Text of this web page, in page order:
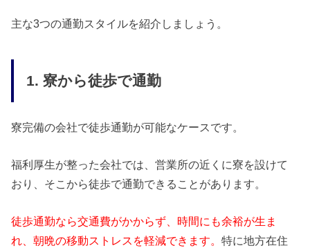
主な3つの通勤スタイルを紹介しましょう。
1. 寮から徒歩で通勤
寮完備の会社で徒歩通勤が可能なケースです。
福利厚生が整った会社では、営業所の近くに寮を設けて
おり、そこから徒歩で通勤できることがあります。
徒歩通勤なら交通費がかからず、時間にも余裕が生ま
れ、朝晩の移動ストレスを軽減できます。特に地方在住